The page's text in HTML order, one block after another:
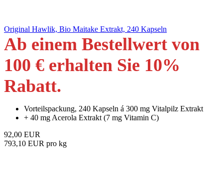
Original Hawlik, Bio Maitake Extrakt, 240 Kapseln
Ab einem Bestellwert von
100 € erhalten Sie 10%
Rabatt.
Vorteilspackung, 240 Kapseln á 300 mg Vitalpilz Extrakt
+ 40 mg Acerola Extrakt (7 mg Vitamin C)
92,00 EUR
793,10 EUR pro kg